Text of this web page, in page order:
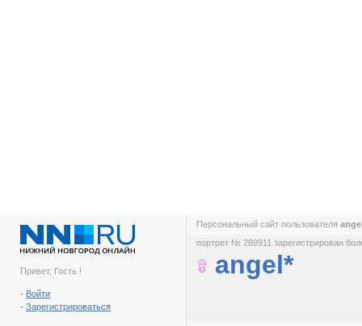
Привет, Гость !
- Войти
- Зарегистрироваться
Персональный сайт пользователя
портрет № 289911 зарегистрирован
angel*